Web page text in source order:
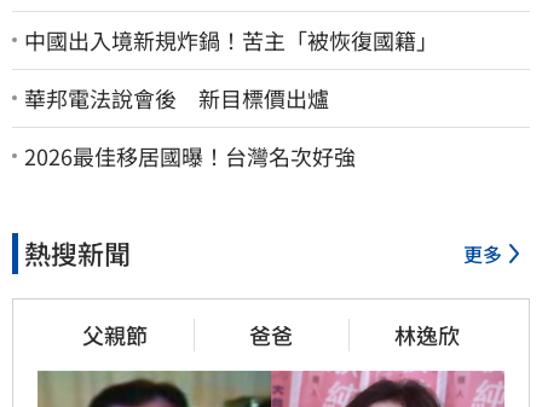
中國出入境新規炸鍋！苦主「被恢復國籍」
華邦電法說會後 新目標價出爐
2026最佳移居國曝！台灣名次好強
熱搜新聞 更多
父親節 爸爸 林逸欣